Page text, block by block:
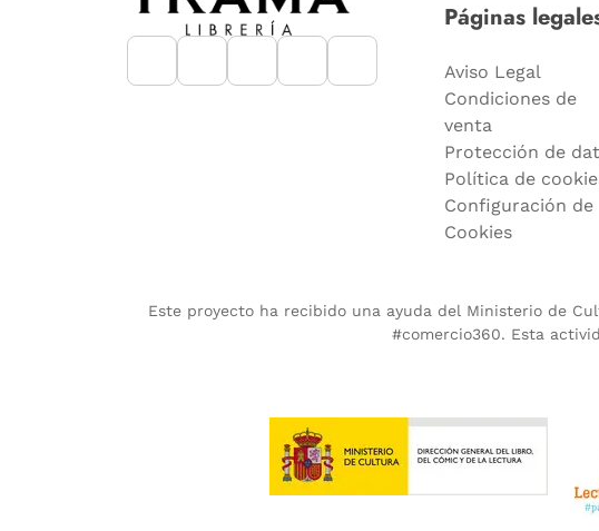
Páginas
Aviso Legal
Condiciones de
venta
Protección de
Política de
Configuración de
Cookies
Este proyecto ha recibido una ayuda del Ministerio de
#comercio360. Esta